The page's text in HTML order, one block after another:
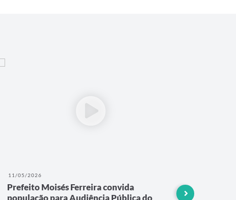
11/05/2026
Prefeito Moisés Ferreira convida